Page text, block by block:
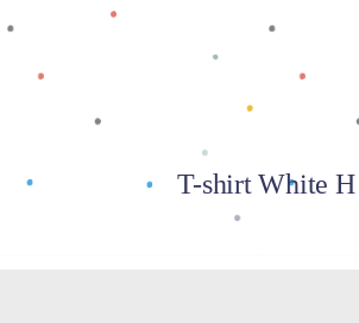
T-shirt White H